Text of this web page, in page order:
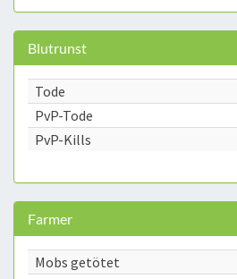
Blutrunst
Tode
PvP-Tode
PvP-Kills
Farmer
Mobs getötet